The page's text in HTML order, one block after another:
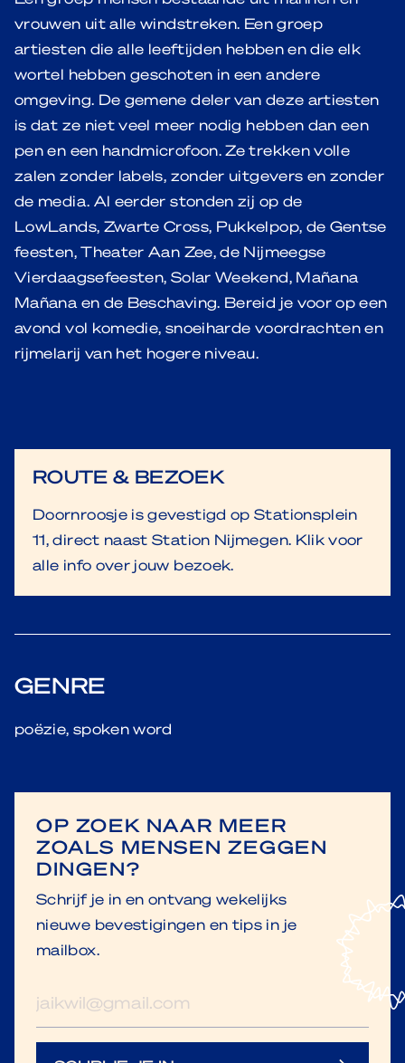
vrouwen uit alle windstreken. Een groep
artiesten die alle leeftijden hebben en die elk
wortel hebben geschoten in een andere
omgeving. De gemene deler van deze artiesten
is dat ze niet veel meer nodig hebben dan een
pen en een handmicrofoon. Ze trekken volle
zalen zonder labels, zonder uitgevers en zonder
de media. Al eerder stonden zij op de
LowLands, Zwarte Cross, Pukkelpop, de Gentse
feesten, Theater Aan Zee, de Nijmeegse
Vierdaagsefeesten, Solar Weekend, Mañana
Mañana en de Beschaving. Bereid je voor op een
avond vol komedie, snoeiharde voordrachten en
rijmelarij van het hogere niveau.
ROUTE & BEZOEK
Doornroosje is gevestigd op Stationsplein
11, direct naast Station Nijmegen. Klik voor
alle info over jouw bezoek.
GENRE
poëzie, spoken word
OP ZOEK NAAR MEER
ZOALS MENSEN ZEGGEN
DINGEN?
Schrijf je in en ontvang wekelijks
nieuwe bevestigingen en tips in je
mailbox.
mailadres